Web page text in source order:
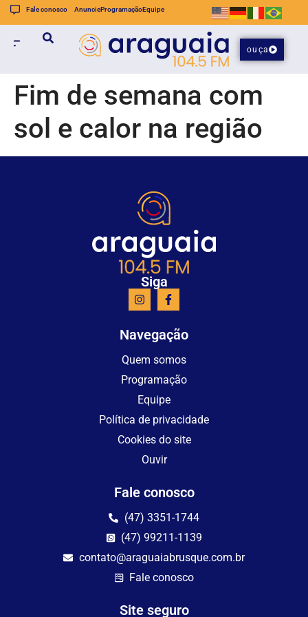
Fale conosco AnuncieProgramaçãoEquipe
ouça
Fim de semana com
sol e calor na região
Siga
Navegação
Quem somos
Programação
Equipe
Política de privacidade
Cookies do site
Ouvir
Fale conosco
(47) 3351-1744
(47) 99211-1139
contato@araguaiabrusque.com.br
Fale conosco
Site seguro